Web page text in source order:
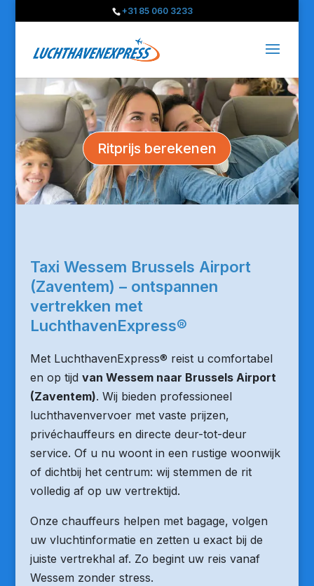
+31 85 060 3233
Ritprijs berekenen
Taxi Wessem Brussels Airport
(Zaventem) – ontspannen
vertrekken met
LuchthavenExpress®
Met LuchthavenExpress® reist u comfortabel
en op tijd van Wessem naar Brussels Airport
(Zaventem). Wij bieden professioneel
luchthavenvervoer met vaste prijzen,
privéchauffeurs en directe deur-tot-deur
service. Of u nu woont in een rustige woonwijk
of dichtbij het centrum: wij stemmen de rit
volledig af op uw vertrektijd.
Onze chauffeurs helpen met bagage, volgen
uw vluchtinformatie en zetten u exact bij de
juiste vertrekhal af. Zo begint uw reis vanaf
Wessem zonder stress.